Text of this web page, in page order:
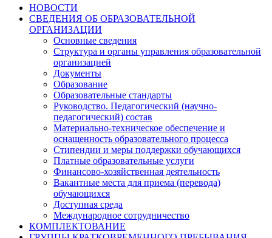
НОВОСТИ
СВЕДЕНИЯ ОБ ОБРАЗОВАТЕЛЬНОЙ
ОРГАНИЗАЦИИ
Основные сведения
Структура и органы управления образовательной
организацией
Документы
Образование
Образовательные стандарты
Руководство. Педагогический (научно-
педагогический) состав
Материально-техническое обеспечение и
оснащенность образовательного процесса
Стипендии и меры поддержки обучающихся
Платные образовательные услуги
Финансово-хозяйственная деятельность
Вакантные места для приема (перевода)
обучающихся
Доступная среда
Международное сотрудничество
КОМПЛЕКТОВАНИЕ